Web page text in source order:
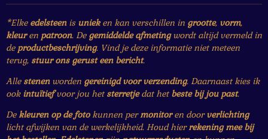
*Elke edelsteenis unieken kan verschillen in grootte, vorm,
kleuren patroon. De gemiddelde afmetingwordt altijd vermeld in
de productbeschrijving. Vind je deze informatie niet meteen
terug, stuur ons gerust een bericht.
Alle stenenworden gereinigd voor verzending. Daarnaast kies ik
ook intuïtiefvoor jou het sterretjedat het beste bij jou past.
Dekleuren op de fotokunnen permonitoren doorverlichting
licht afwijken van de werkelijkheid. Houd hierrekening mee bij